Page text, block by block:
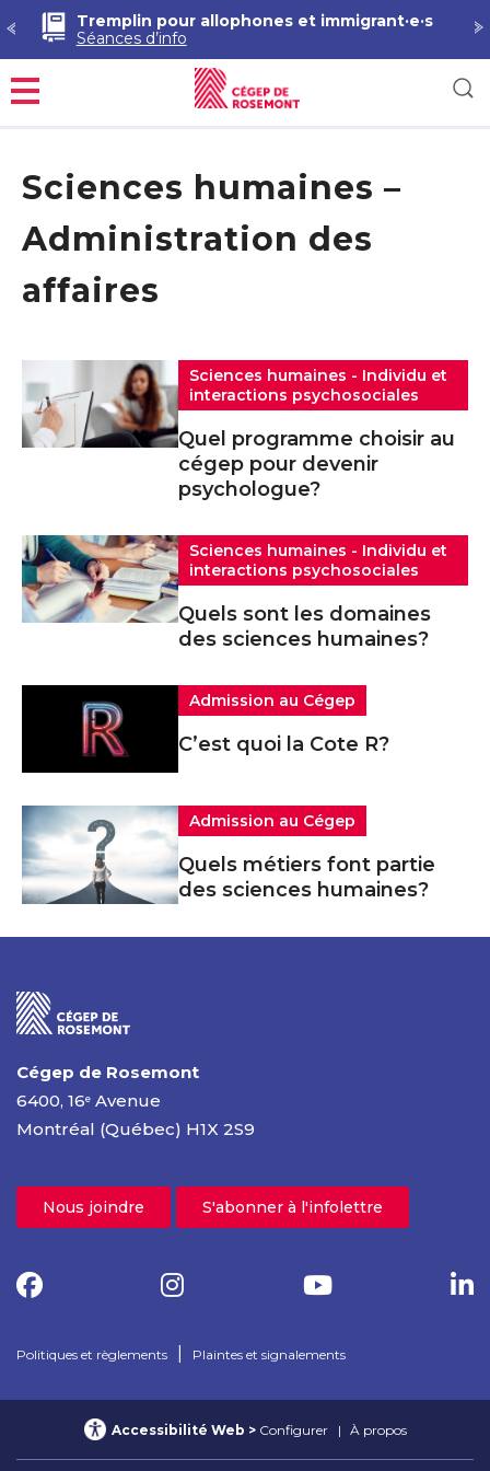
Tremplin pour allophones et immigrant·e·s
Séances d’info
Menu
Sciences humaines –
Administration des
affaires
Sciences humaines - Individu et
interactions psychosociales
Quel programme choisir au
cégep pour devenir
psychologue?
Sciences humaines - Individu et
interactions psychosociales
Quels sont les domaines
des sciences humaines?
Admission au Cégep
C’est quoi la Cote R?
Admission au Cégep
Quels métiers font partie
des sciences humaines?
Cégep de Rosemont
6400, 16e Avenue
Montréal (Québec) H1X 2S9
Nous joindre S'abonner à l'infolettre
Politiques et règlements Plaintes et signalements
Accessibilité Web Configurer À propos